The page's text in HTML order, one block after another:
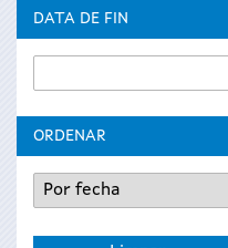
DATA DE FIN
de
ORDENAR